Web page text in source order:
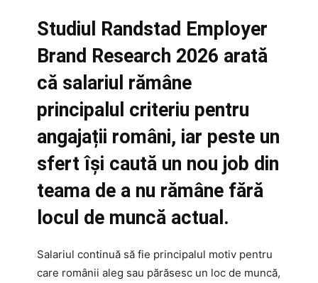
Studiul Randstad Employer
Brand Research 2026 arată
că salariul rămâne
principalul criteriu pentru
angajații români, iar peste un
sfert își caută un nou job din
teama de a nu rămâne fără
locul de muncă actual.
Salariul continuă să fie principalul motiv pentru
care românii aleg sau părăsesc un loc de muncă,